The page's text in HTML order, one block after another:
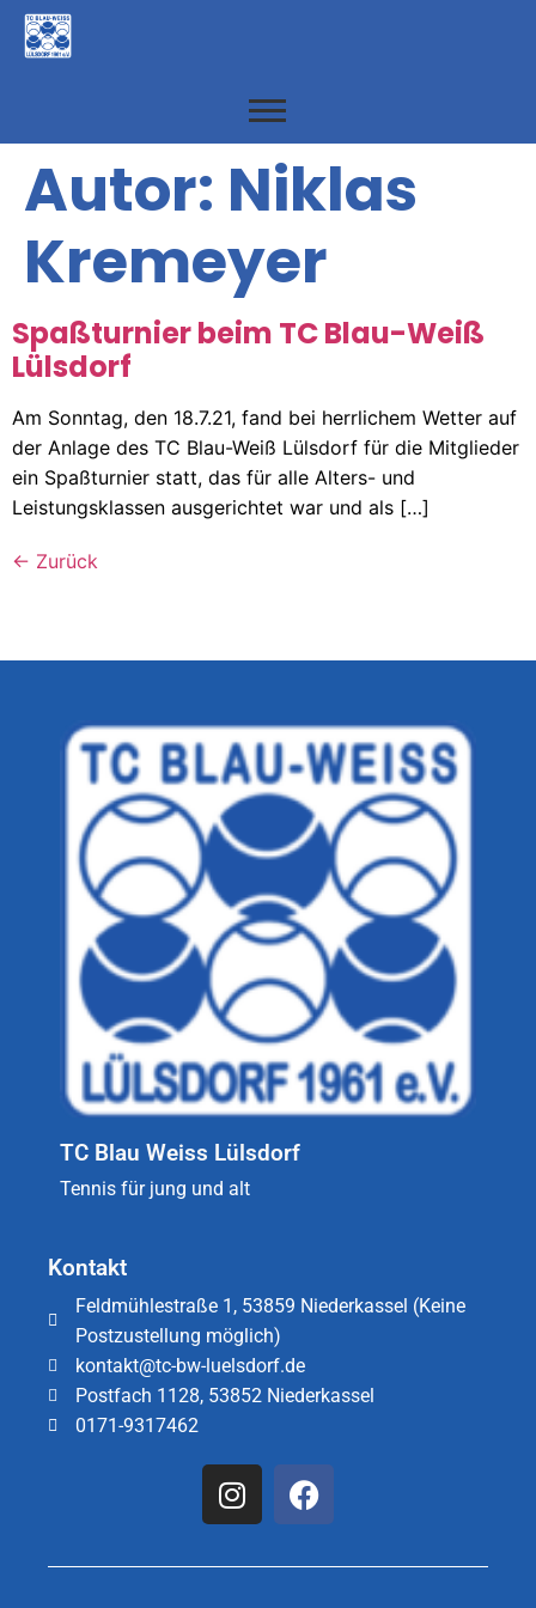
Autor: Niklas
Kremeyer
Spaßturnier beim TC Blau-Weiß
Lülsdorf
Am Sonntag, den 18.7.21, fand bei herrlichem Wetter auf
der Anlage des TC Blau-Weiß Lülsdorf für die Mitglieder
ein Spaßturnier statt, das für alle Alters- und
Leistungsklassen ausgerichtet war und als […]
← Zurück
TC Blau Weiss Lülsdorf
Tennis für jung und alt
Kontakt
Feldmühlestraße 1, 53859 Niederkassel (Keine
Postzustellung möglich)
kontakt@tc-bw-luelsdorf.de
Postfach 1128, 53852 Niederkassel
0171-9317462​